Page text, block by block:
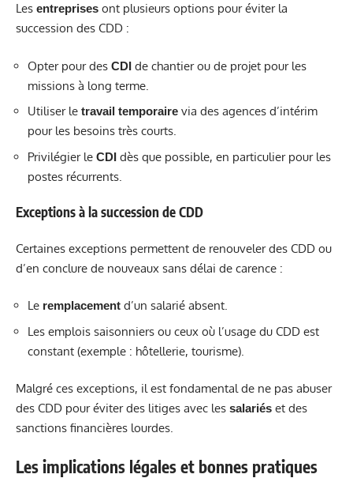
Les entreprises ont plusieurs options pour éviter la
succession des CDD :
Opter pour des CDI de chantier ou de projet pour les
missions à long terme.
Utiliser le travail temporaire via des agences d’intérim
pour les besoins très courts.
Privilégier le CDI dès que possible, en particulier pour les
postes récurrents.
Exceptions à la succession de CDD
Certaines exceptions permettent de renouveler des CDD ou
d’en conclure de nouveaux sans délai de carence :
Le remplacement d’un salarié absent.
Les emplois saisonniers ou ceux où l’usage du CDD est
constant (exemple : hôtellerie, tourisme).
Malgré ces exceptions, il est fondamental de ne pas abuser
des CDD pour éviter des litiges avec les salariés et des
sanctions financières lourdes.
Les implications légales et bonnes pratiques